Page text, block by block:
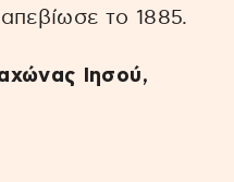
το 1885.
Ιησού,